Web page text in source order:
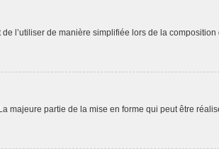
l’utiliser de manière simplifiée lors de la composition
majeure partie de la mise en forme qui peut être